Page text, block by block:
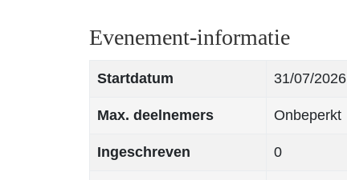
Evenement-informatie
Startdatum 31/07/2026
Max. deelnemers Onbeperkt
Ingeschreven 0